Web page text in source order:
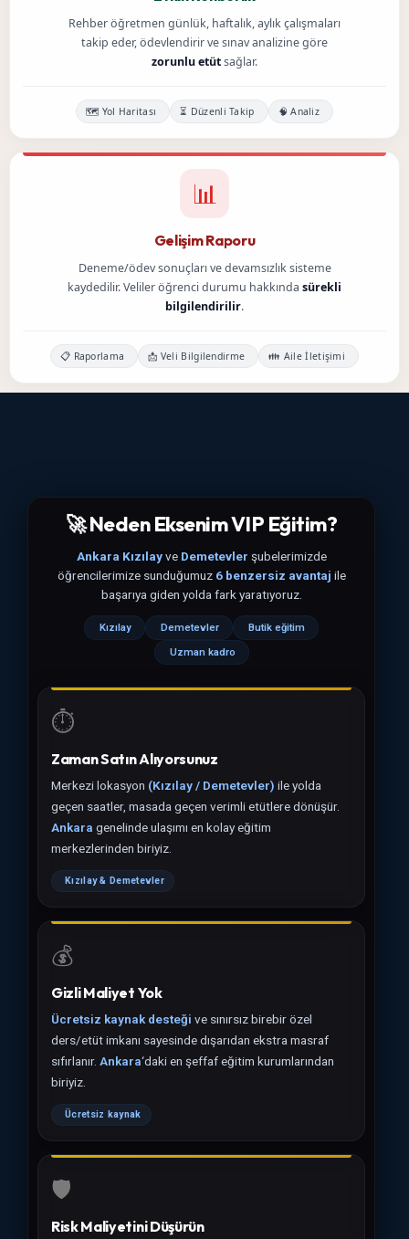
Rehber öğretmen günlük, haftalık, aylık çalışmaları
takip eder, ödevlendirir ve sınav analizine göre
zorunlu etütsağlar.
🗺️ Yol Haritası ⏳ Düzenli Takip 🧠 Analiz
📊
Gelişim Raporu
Deneme/ödev sonuçları ve devamsızlık sisteme
kaydedilir. Veliler öğrenci durumu hakkında sürekli
bilgilendirilir.
📋 Raporlama 📩 Veli Bilgilendirme 👪 Aile İletişimi
🚀 Neden Eksenim VIP Eğitim?
Ankara Kızılayve Demetevler şubelerimizde
öğrencilerimize sunduğumuz 6 benzersiz avantaj ile
başarıya giden yolda fark yaratıyoruz.
Kızılay Demetevler Butik eğitim
Uzman kadro
⏱️
Zaman Satın Alıyorsunuz
Merkezi lokasyon (Kızılay / Demetevler) ile yolda
geçen saatler, masada geçen verimli etütlere dönüşür.
Ankara genelinde ulaşımı en kolay eğitim
merkezlerinden biriyiz.
Kızılay & Demetevler
💰
Gizli Maliyet Yok
Ücretsiz kaynak desteği ve sınırsız birebir özel
ders/etüt imkanı sayesinde dışarıdan ekstra masraf
sıfırlanır. Ankara‘daki en şeffaf eğitim kurumlarından
biriyiz.
Ücretsiz kaynak
🛡️
Risk Maliyetini Düşürün